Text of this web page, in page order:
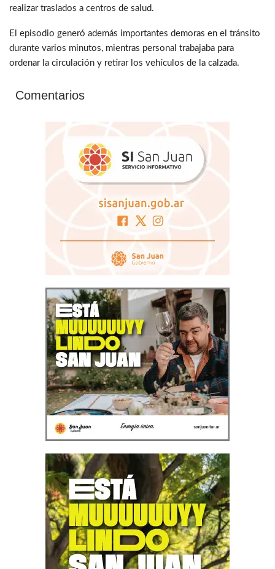
realizar traslados a centros de salud.
El episodio generó además importantes demoras en el tránsito
durante varios minutos, mientras personal trabajaba para
ordenar la circulación y retirar los vehículos de la calzada.
Comentarios